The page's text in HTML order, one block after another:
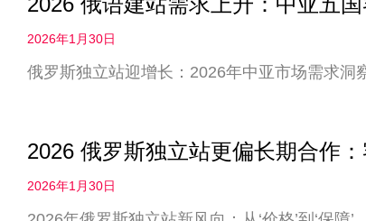
2026年1月30日
俄罗斯独立站迎增长：2026年中亚市场需求洞
2026 俄罗斯独立站更偏长期合作：
2026年1月30日